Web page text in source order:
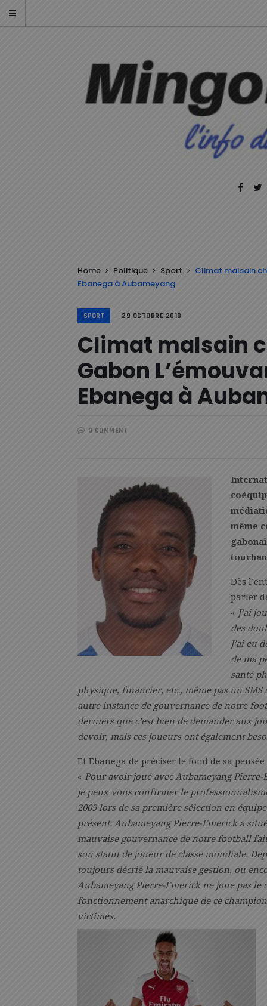
Home Politique Sport
Climat malsain
Ebanega à Aubameyang
SPORT 29 OCTOBRE 2018
Climat malsain
Gabon
Ebanega à
0 COMMENT
même
Dès
parler
« J’ai
des
J’ai eu
de ma
santé
physique, financier, etc., même pas un
autre instance de gouvernance de notre
derniers que c’est bien de demander aux
devoir, mais ces joueurs ont également
Et Ebanega de préciser le fond de sa pensée
« Pour avoir joué avec Aubameyang
je peux vous confirmer le
2009 lors de sa première sélection en
présent. Aubameyang Pierre-Emerick a
mauvaise gouvernance de notre football
son statut de joueur de classe mondiale.
toujours décrié la mauvaise gestion, ou
Aubameyang Pierre-Emerick ne joue pas
fonctionnement anarchique de ce
victimes.